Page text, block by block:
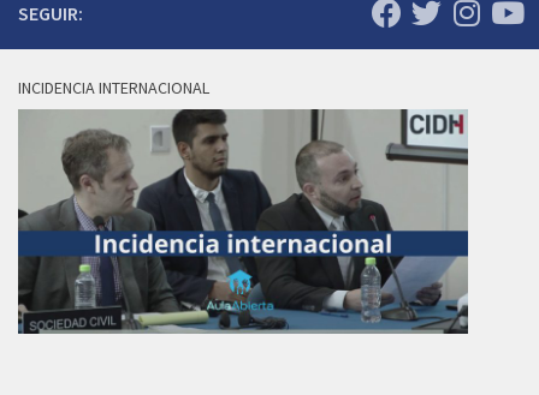
SEGUIR:
INCIDENCIA INTERNACIONAL